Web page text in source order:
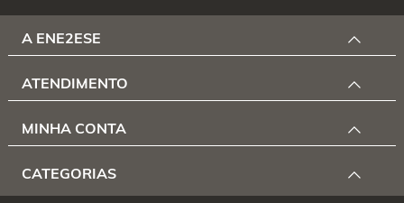
A ENE2ESE
ATENDIMENTO
MINHA CONTA
CATEGORIAS